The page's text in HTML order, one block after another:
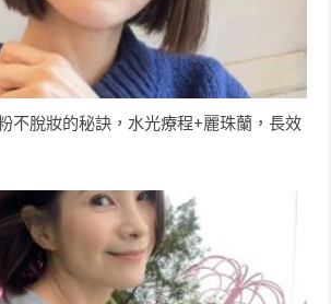
不脫妝的秘訣，水光療程+麗珠蘭，長效